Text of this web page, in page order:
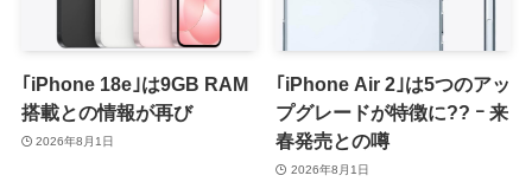
｢iPhone 18e｣は9GB RAM
搭載との情報が再び
2026年8月1日
｢iPhone Air 2｣は5つのアッ
プグレードが特徴に?? ｰ 来
春発売との噂
2026年8月1日